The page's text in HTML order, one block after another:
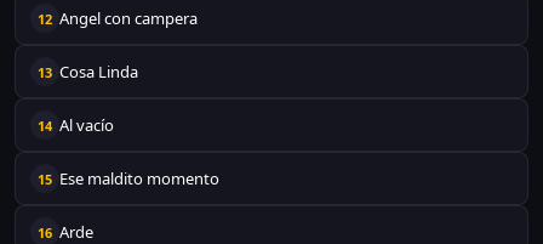
12 Angel con campera
13 Cosa Linda
14 Al vacío
15 Ese maldito momento
16 Arde